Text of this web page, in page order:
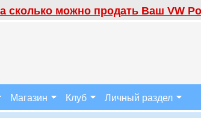
сколько можно продать Ваш VW
Магазин Клуб Личный раздел